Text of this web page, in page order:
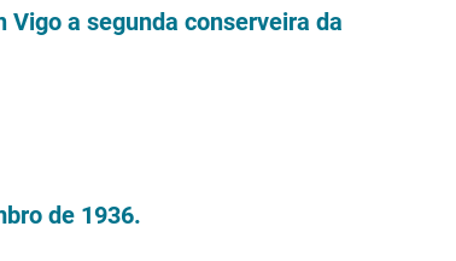
Vigo a segunda conserveira da
de 1936.